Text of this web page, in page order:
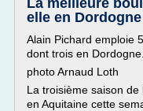
La meilleure
elle en Dordogne
Alain Pichard emploie
dont trois en Dordogne.
photo Arnaud Loth
La troisième saison
en Aquitaine cette